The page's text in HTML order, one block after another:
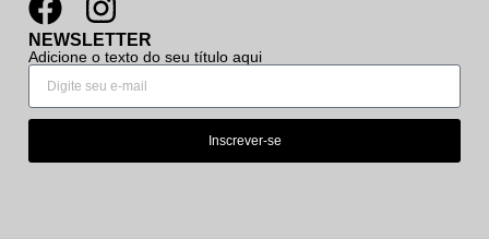
NEWSLETTER
Adicione o texto do seu título aqui
Inscrever-se